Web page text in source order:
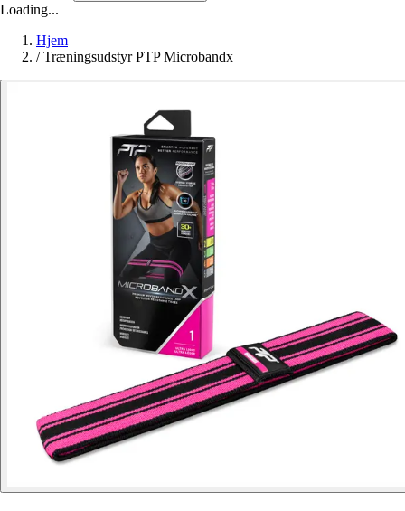
Loading...
Hjem
/ Træningsudstyr PTP Microbandx